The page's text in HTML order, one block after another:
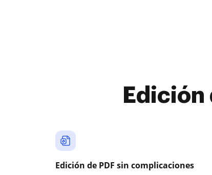
Edición de PDF sin complicaciones